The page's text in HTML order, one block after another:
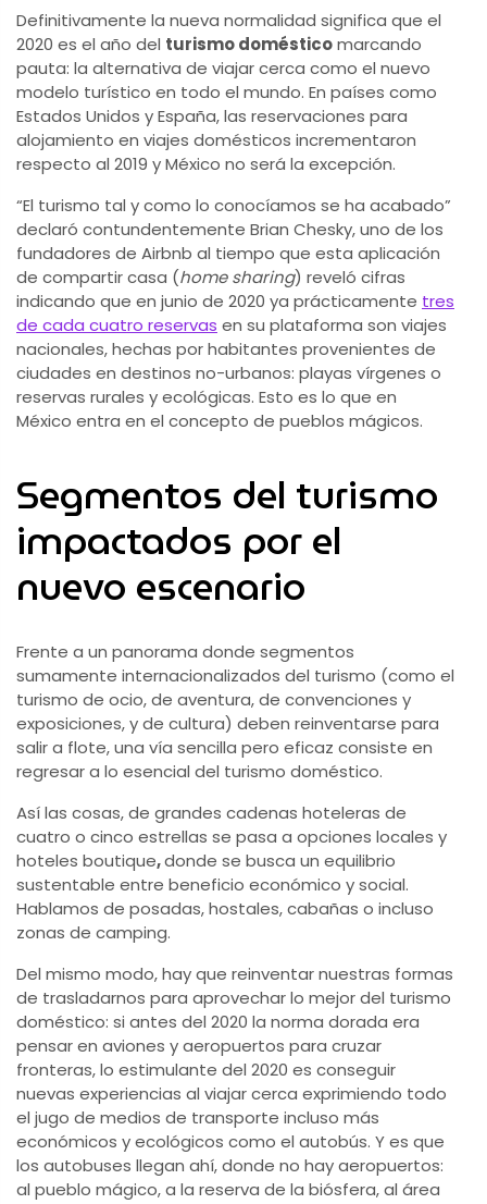
Definitivamente la nueva normalidad significa que el
2020 es el año del turismo domésticomarcando
pauta: la alternativa de viajar cerca como el nuevo
modelo turístico en todo el mundo. En países como
Estados Unidos y España, las reservaciones para
alojamiento en viajes domésticos incrementaron
respecto al 2019 y México no será la excepción.
“El turismo tal y como lo conocíamos se ha acabado”
declaró contundentemente Brian Chesky, uno de los
fundadores de Airbnb al tiempo que esta aplicación
de compartir casa (home sharing) reveló cifras
indicando que en junio de 2020 ya prácticamente tres
de cada cuatro reservas en su plataforma son viajes
nacionales, hechas por habitantes provenientes de
ciudades en destinos no-urbanos: playas vírgenes o
reservas rurales y ecológicas. Esto es lo que en
México entra en el concepto de pueblos mágicos.
Segmentos del turismo
impactados por el
nuevo escenario
Frente a un panorama donde segmentos
sumamente internacionalizados del turismo (como el
turismo de ocio, de aventura, de convenciones y
exposiciones, y de cultura) deben reinventarse para
salir a flote, una vía sencilla pero eficaz consiste en
regresar a lo esencial del turismo doméstico.
Así las cosas, de grandes cadenas hoteleras de
cuatro o cinco estrellas se pasa a opciones locales y
hoteles boutique,donde se busca un equilibrio
sustentable entre beneficio económico y social.
Hablamos de posadas, hostales, cabañas o incluso
zonas de camping.
Del mismo modo, hay que reinventar nuestras formas
de trasladarnos para aprovechar lo mejor del turismo
doméstico: si antes del 2020 la norma dorada era
pensar en aviones y aeropuertos para cruzar
fronteras, lo estimulante del 2020 es conseguir
nuevas experiencias al viajar cerca exprimiendo todo
el jugo de medios de transporte incluso más
económicos y ecológicos como el autobús. Y es que
los autobuses llegan ahí, donde no hay aeropuertos:
al pueblo mágico, a la reserva de la biósfera, al área